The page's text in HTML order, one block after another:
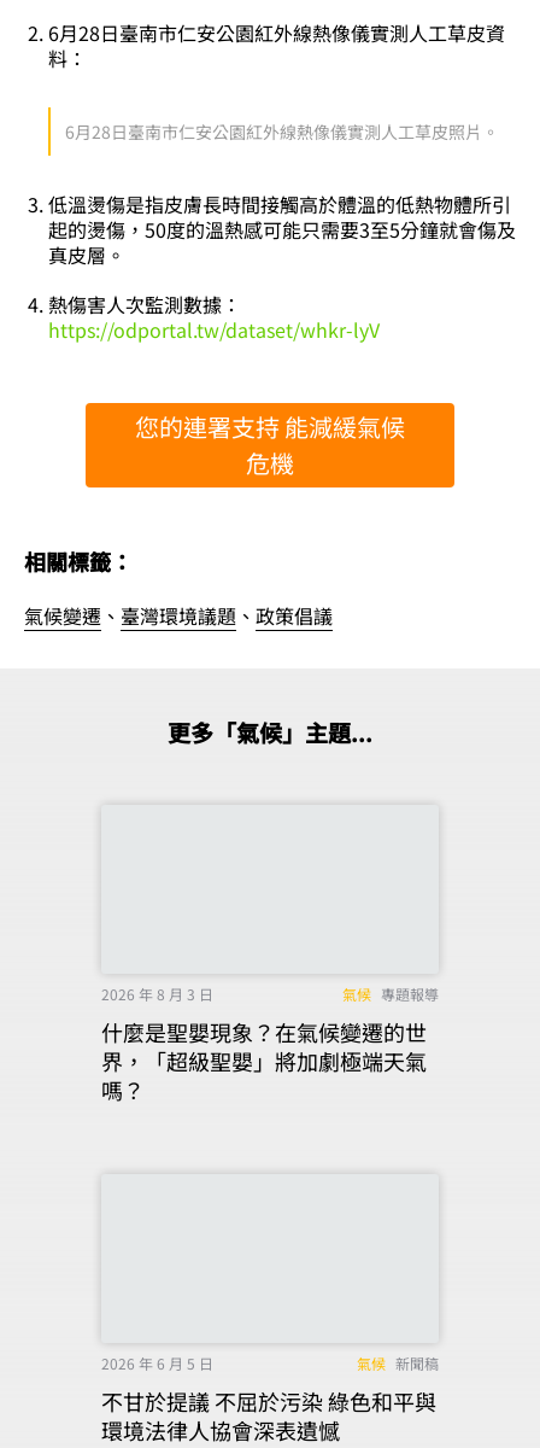
6月28日臺南市仁安公園紅外線熱像儀實測人工草皮資
料：
6月28日臺南市仁安公園紅外線熱像儀實測人工草皮照片。
低溫燙傷是指皮膚長時間接觸高於體溫的低熱物體所引
起的燙傷， 50度的溫熱感可能只需要3至5分鐘就會傷及
真皮層。
熱傷害人次監測數據：
https://odportal.tw/dataset/whkr-lyV
您的連署支持 能減緩氣候
危機
相關標籤：
氣候變遷 、 臺灣環境議題 、 政策倡議
更多「氣候」主題...
2026 年 8 月 3 日 氣候 專題報導
什麼是聖嬰現象？在氣候變遷的世
界，「超級聖嬰」將加劇極端天氣
嗎？
2026 年 6 月 5 日 氣候 新聞稿
不甘於提議 不屈於污染 綠色和平與
環境法律人協會深表遺憾